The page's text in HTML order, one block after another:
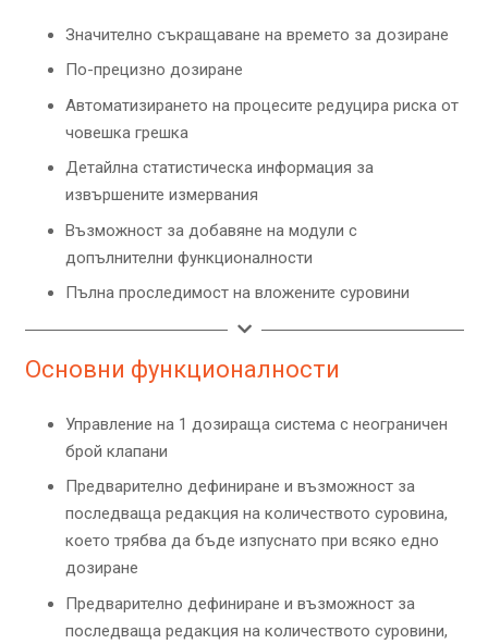
Значително съкращаване на времето за дозиране
По-прецизно дозиране
Автоматизирането на процесите редуцира риска от
човешка грешка
Детайлна статистическа информация за
извършените измервания
Възможност за добавяне на модули с
допълнителни функционалности
Пълна проследимост на вложените суровини
Основни функционалности
Управление на 1 дозираща система с неограничен
брой клапани
Предварително дефиниране и възможност за
последваща редакция на количеството суровина,
което трябва да бъдe изпуснатo при всяко едно
дозиране
Предварително дефиниране и възможност за
последваща редакция на количеството суровини,